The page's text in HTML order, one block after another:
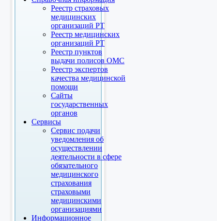
Реестр страховых
медицинских
организаций РТ
Реестр медицинских
организаций РТ
Реестр пунктов
выдачи полисов ОМС
Реестр экспертов
качества медицинской
помощи
Сайты
государственных
органов
Сервисы
Сервис подачи
уведомления об
осуществлении
деятельности в сфере
обязательного
медицинского
страхования
страховыми
медицинскими
организациями
Информационное